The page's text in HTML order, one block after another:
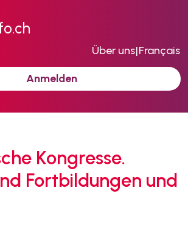
Über uns|Français
Anmelden
Kongresse.
Fortbildungen und